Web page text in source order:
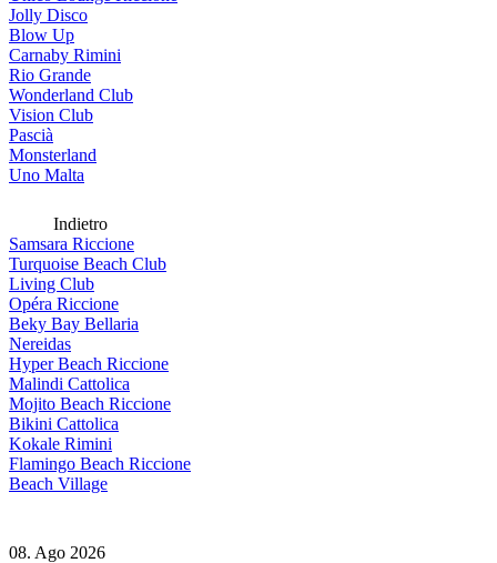
Jolly Disco
Blow Up
Carnaby Rimini
Rio Grande
Wonderland Club
Vision Club
Pascià
Monsterland
Uno Malta
Indietro
Samsara Riccione
Turquoise Beach Club
Living Club
Opéra Riccione
Beky Bay Bellaria
Nereidas
Hyper Beach Riccione
Malindi Cattolica
Mojito Beach Riccione
Bikini Cattolica
Kokale Rimini
Flamingo Beach Riccione
Beach Village
08. Ago 2026